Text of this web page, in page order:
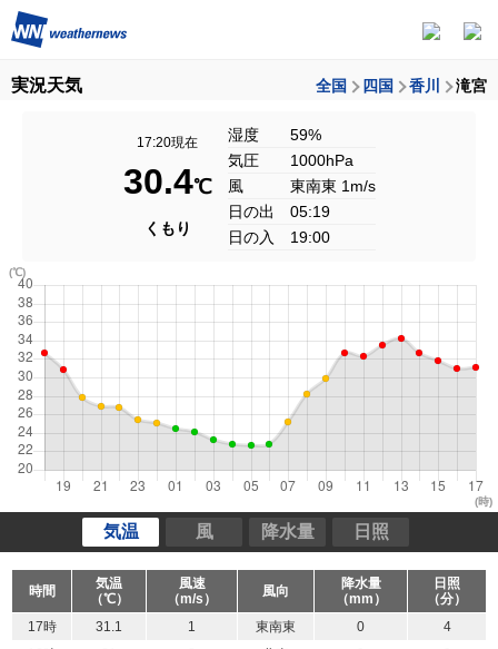
実況天気 全国 四国 香川 滝宮
17:20現在
30.4℃
くもり
湿度
59%
気圧
1000hPa
風
東南東 1m/s
日の出
05:19
日の入
19:00
(時)
(℃)
気温 風 降水量 日照
時間
気温
（℃）
風速
（m/s）
風向
降水量
（mm）
日照
（分）
17時
31.1 1 東南東 0
4